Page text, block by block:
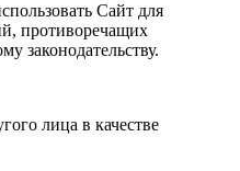
Сайт для
противоречащих
законодательству.
лица в качестве